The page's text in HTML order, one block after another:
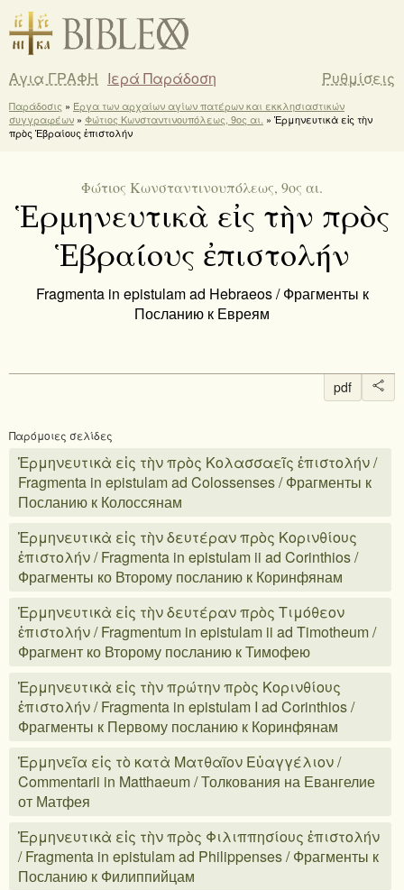
Αγια ΓΡΑΦΗ Ιερά Παράδοση Ρυθμίσεις
Παράδοσις » Έργα των αρχαίων αγίων πατέρων και εκκλησιαστικών
συγγραφέων » Φώτιος Κωνσταντινουπόλεως, 9ος αι. » Ἑρμηνευτικὰ εἰς τὴν
πρὸς Ἑβραίους ἐπιστολήν
Φώτιος Κωνσταντινουπόλεως, 9ος αι.
Ἑρμηνευτικὰ εἰς τὴν πρὸς
Ἑβραίους ἐπιστολήν
Fragmenta in epistulam ad Hebraeos / Фрагменты к
Посланию к Евреям
pdf
Παρόμοιες σελίδες
Ἑρμηνευτικὰ εἰς τὴν πρὸς Κολασσαεῖς ἐπιστολήν /
Fragmenta in epistulam ad Colossenses / Фрагменты к
Посланию к Колоссянам
Ἑρμηνευτικὰ εἰς τὴν δευτέραν πρὸς Κορινθίους
ἐπιστολήν / Fragmenta in epistulam ii ad Corinthios /
Фрагменты ко Второму посланию к Коринфянам
Ἑρμηνευτικὰ εἰς τὴν δευτέραν πρὸς Τιμόθεον
ἐπιστολήν / Fragmentum in epistulam ii ad Timotheum /
Фрагмент ко Второму посланию к Тимофею
Ἑρμηνευτικὰ εἰς τὴν πρώτην πρὸς Κορινθίους
ἐπιστολήν / Fragmenta in epistulam I ad Corinthios /
Фрагменты к Первому посланию к Коринфянам
Ἑρμηνεῖα εἰς τὸ κατὰ Ματθαῖον Εὐαγγέλιον /
Commentarii in Matthaeum / Толкования на Евангелие
от Матфея
Ἑρμηνευτικὰ εἰς τὴν πρὸς Φιλιππησίους ἐπιστολήν
/ Fragmenta in epistulam ad Philippenses / Фрагменты к
Посланию к Филиппийцам